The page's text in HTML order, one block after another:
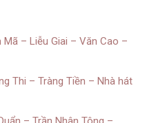
– Liễu Giai – Văn Cao –
Thi – Tràng Tiền – Nhà hát